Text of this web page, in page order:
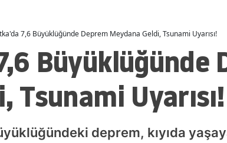
7,6 Büyüklüğünde Deprem Meydana Geldi, Tsunami Uyarısı!
Büyüklüğünde
Tsunami Uyarısı!
deprem, kıyıda